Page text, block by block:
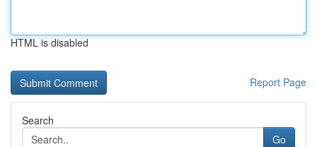
HTML is disabled
Report Page
Search
Go